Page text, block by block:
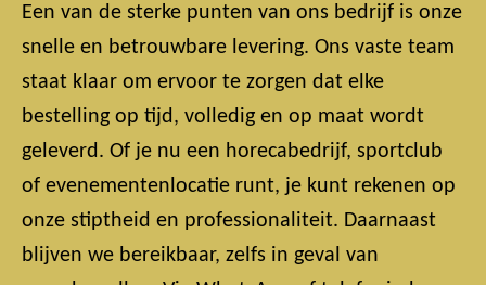
Een van de sterke punten van ons bedrijf is onze
snelle en betrouwbare levering. Ons vaste team
staat klaar om ervoor te zorgen dat elke
bestelling op tijd, volledig en op maat wordt
geleverd. Of je nu een horecabedrijf, sportclub
of evenementenlocatie runt, je kunt rekenen op
onze stiptheid en professionaliteit. Daarnaast
blijven we bereikbaar, zelfs in geval van